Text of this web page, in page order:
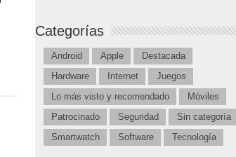
Categorías
Android Apple
Destacada
Hardware
Internet
Juegos
Lo más visto y recomendado
Móviles
Patrocinado
Seguridad
Sin categoría
Smartwatch
Software Tecnología